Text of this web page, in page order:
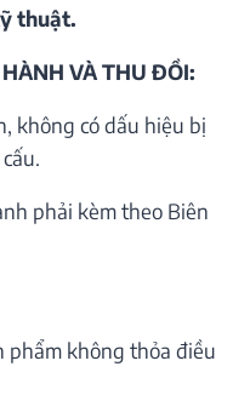
thuật.
VÀ THU ĐỒI:
không có dấu hiệu bị
phải kèm theo Biên
phẩm không thỏa điều